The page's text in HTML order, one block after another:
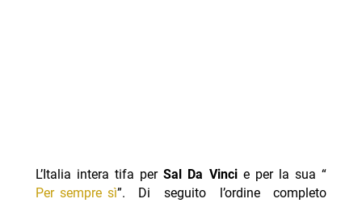
L’Italia intera tifa perSal Da Vincie per la sua “
Per sempre sì”. Di seguito l’ordine completo